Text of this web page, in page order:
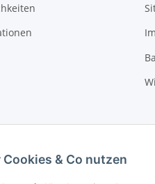
USt., zzgl.
& Co nutzen